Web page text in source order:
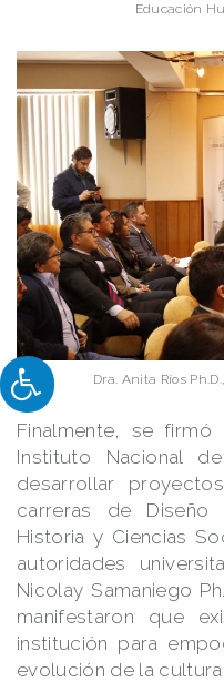
Educación
Dra. Anita Ríos
Finalmente, se
Instituto Nacional
desarrollar
carreras de Diseño
Historia y Ciencias
autoridades
Nicolay Samaniego
manifestaron que
institución para
evolución de la cultura